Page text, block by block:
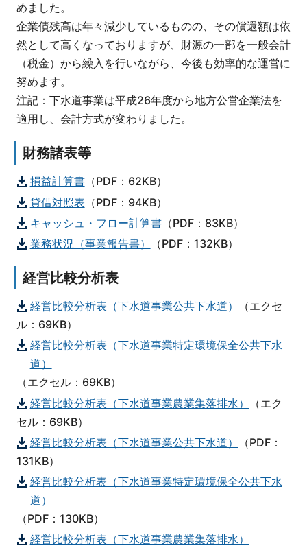
めました。
企業債残高は年々減少しているものの、その償還額は依
然として高くなっておりますが、財源の一部を一般会計
（税金）から繰入を行いながら、今後も効率的な運営に
努めます。
注記：下水道事業は平成26年度から地方公営企業法を
適用し、会計方式が変わりました。
財務諸表等
損益計算書（PDF：62KB）
貸借対照表 （PDF：94KB）
キャッシュ・フロー計算書（PDF：83KB）
業務状況（事業報告書）
（PDF：132KB）
経営比較分析表
経営比較分析表（下水道事業公共下水道）
（エクセ
ル：69KB）
経営比較分析表（下水道事業特定環境保全公共下水
道）
（エクセル：69KB）
経営比較分析表（下水道事業農業集落排水）
（エク
セル：69KB）
経営比較分析表（下水道事業公共下水道）
（PDF：
131KB）
経営比較分析表（下水道事業特定環境保全公共下水
道）
（PDF：130KB）
経営比較分析表（下水道事業農業集落排水）